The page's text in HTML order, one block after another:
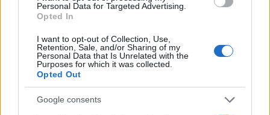
Personal Data for Targeted Advertising.
Opted In
I want to opt-out of Collection, Use,
Retention, Sale, and/or Sharing of my
Personal Data that Is Unrelated with the
Purposes for which it was collected.
Opted Out
Google consents
Nuova Zelanda: ondata di freddo eccezionale porta